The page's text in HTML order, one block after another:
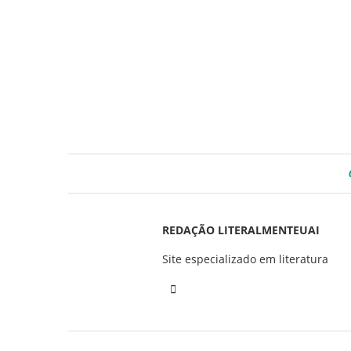
REDAÇÃO LITERALMENTEUAI
Site especializado em literatura